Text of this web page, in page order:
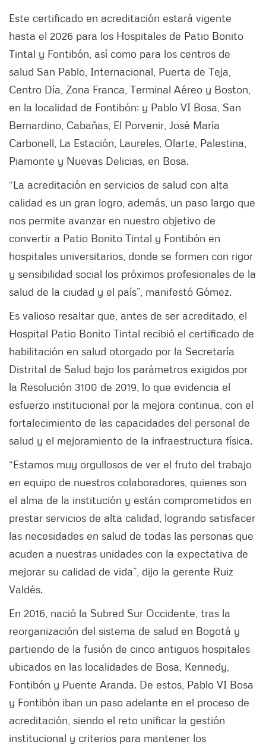
Este certificado en acreditación estará vigente
hasta el 2026 para los Hospitales de Patio Bonito
Tintal y Fontibón, así como para los centros de
salud San Pablo, Internacional, Puerta de Teja,
Centro Día, Zona Franca, Terminal Aéreo y Boston,
en la localidad de Fontibón; y Pablo VI Bosa, San
Bernardino, Cabañas, El Porvenir, José María
Carbonell, La Estación, Laureles, Olarte, Palestina,
Piamonte y Nuevas Delicias, en Bosa.
“La acreditación en servicios de salud con alta
calidad es un gran logro, además, un paso largo que
nos permite avanzar en nuestro objetivo de
convertir a Patio Bonito Tintal y Fontibón en
hospitales universitarios, donde se formen con rigor
y sensibilidad social los próximos profesionales de la
salud de la ciudad y el país”, manifestó Gómez.
Es valioso resaltar que, antes de ser acreditado, el
Hospital Patio Bonito Tintal recibió el certificado de
habilitación en salud otorgado por la Secretaría
Distrital de Salud bajo los parámetros exigidos por
la Resolución 3100 de 2019, lo que evidencia el
esfuerzo institucional por la mejora continua, con el
fortalecimiento de las capacidades del personal de
salud y el mejoramiento de la infraestructura física.
“Estamos muy orgullosos de ver el fruto del trabajo
en equipo de nuestros colaboradores, quienes son
el alma de la institución y están comprometidos en
prestar servicios de alta calidad, logrando satisfacer
las necesidades en salud de todas las personas que
acuden a nuestras unidades con la expectativa de
mejorar su calidad de vida”, dijo la gerente Ruiz
Valdés.
En 2016, nació la Subred Sur Occidente, tras la
reorganización del sistema de salud en Bogotá y
partiendo de la fusión de cinco antiguos hospitales
ubicados en las localidades de Bosa, Kennedy,
Fontibón y Puente Aranda. De estos, Pablo VI Bosa
y Fontibón iban un paso adelante en el proceso de
acreditación, siendo el reto unificar la gestión
institucional y criterios para mantener los